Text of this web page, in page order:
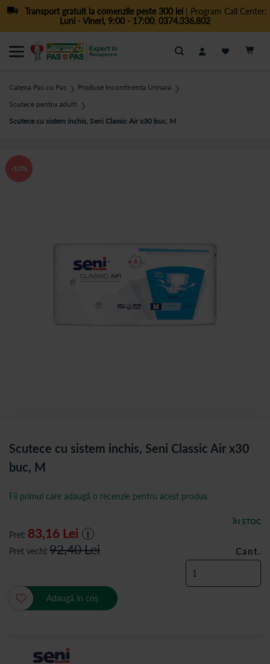
Transport gratuit la comenzile peste 300 lei| Program Call Center:
Luni - Vineri, 9:00 - 17:00, 0374.336.802
Cautare
Catena Pas cu Pas ❯ Produse Incontinenta Urinara ❯
Scutece pentru adulti ❯
Scutece cu sistem inchis, Seni Classic Air x30 buc, M
-10%
Scutece cu sistem inchis, Seni Classic Air x30
buc, M
ÎN STOC
Fii primul care adaugă o recenzie pentru acest produs
Pret 83,16 Lei i
Pret vechi 92,40Lei Cant.
Adaugă în coș